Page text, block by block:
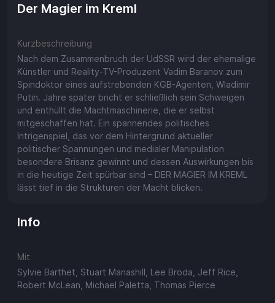
Der Magier im Kreml
Kurzbeschreibung
Nach dem Zusammenbruch der UdSSR wird der ehemalige
Künstler und Reality-TV-Produzent Vadim Baranov zum
Spindoktor eines aufstrebenden KGB-Agenten, Wladimir
Putin. Jahre später bricht er schließlich sein Schweigen
und enthüllt die Machtmaschinerie, die er selbst
mitgeschaffen hat. Ein spannendes politisches
Intrigenspiel, das vor dem Hintergrund aktueller
politischer Spannungen und medialer Manipulation
besondere Brisanz gewinnt und dessen Auswirkungen bis
in die heutige Zeit spürbar sind – DER MAGIER IM KREML
lässt tief in die Strukturen der Macht blicken.
Info
Mit
Sylvie Barthet, Stuart Manashill, Lee Broda, Jeff Rice,
Robert McLean, Michael Paletta, Thomas Pierce